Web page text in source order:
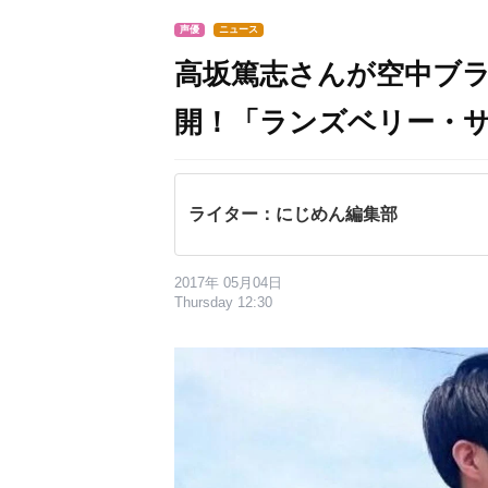
声優 ニュース
高坂篤志さんが空中ブ
開！「ランズベリー・
ライター：にじめん編集部
2017年 05月04日
Thursday 12:30